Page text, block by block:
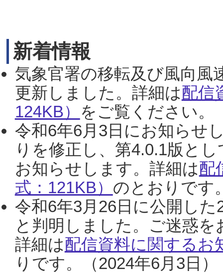
新着情報
気象官署の移転及び風向風
更新しました。詳細は配信
124KB） をご覧ください。
令和6年6月3日にお知らせ
りを修正し、第4.0.1版と
お知らせします。詳細は配
式：121KB） のとおりです
令和6年3月26日に公開し
と判明しました。ご迷惑
詳細は配信資料に関するお
りです。（2024年6月3日）